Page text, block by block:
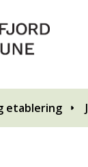
etablering